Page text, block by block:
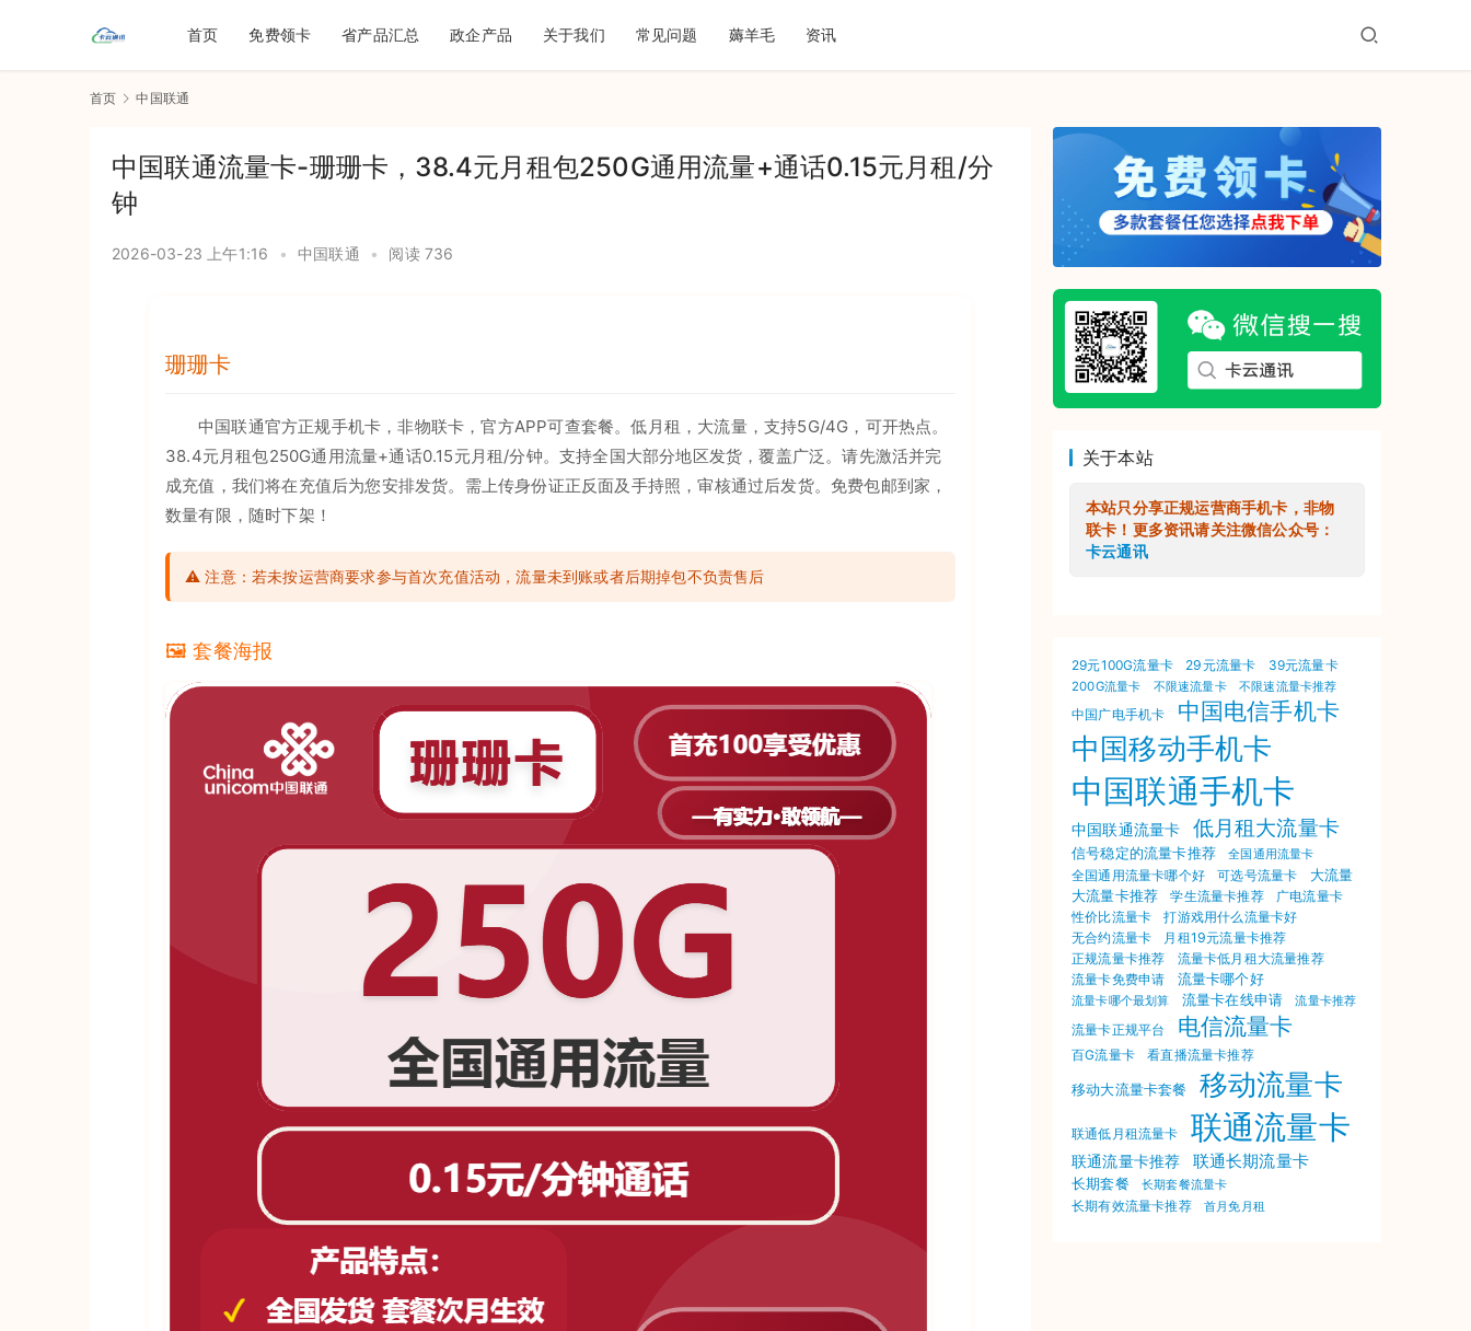
首页 免费领卡 省产品汇总 政企产品 关于我们 常见问题 薅羊毛 资讯
首页 中国联通
中国联通流量卡-珊珊卡，38.4元月租包250G通用流量+通话0.15元月租/分
钟
2026-03-23 上午1:16 • 中国联通 • 阅读 736
珊珊卡
中国联通官方正规手机卡，非物联卡，官方APP可查套餐。低月租，大流量，支持5G/4G，可开热点。
38.4元月租包250G通用流量+通话0.15元月租/分钟。支持全国大部分地区发货，覆盖广泛。请先激活并完
成充值，我们将在充值后为您安排发货。需上传身份证正反面及手持照，审核通过后发货。免费包邮到家，
数量有限，随时下架！
⚠️ 注意：若未按运营商要求参与首次充值活动，流量未到账或者后期掉包不负责售后
🖼️ 套餐海报
关于本站
本站只分享正规运营商手机卡，非物
联卡！更多资讯请关注微信公众号：
卡云通讯
29元100G流量卡 29元流量卡 39元流量卡
200G流量卡 不限速流量卡 不限速流量卡推荐
中国广电手机卡 中国电信手机卡
中国移动手机卡
中国联通手机卡
中国联通流量卡 低月租大流量卡
信号稳定的流量卡推荐 全国通用流量卡
全国通用流量卡哪个好 可选号流量卡
大流量
大流量卡推荐
学生流量卡推荐 广电流量卡
性价比流量卡
打游戏用什么流量卡好
无合约流量卡
月租19元流量卡推荐
正规流量卡推荐
流量卡低月租大流量推荐
流量卡免费申请 流量卡哪个好
流量卡哪个最划算 流量卡在线申请 流量卡推荐
流量卡正规平台 电信流量卡
百G流量卡 看直播流量卡推荐
移动大流量卡套餐 移动流量卡
联通低月租流量卡 联通流量卡
联通流量卡推荐 联通长期流量卡
长期套餐 长期套餐流量卡
长期有效流量卡推荐 首月免月租